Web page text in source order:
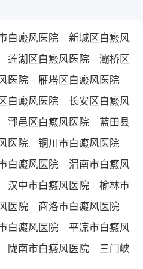
白癜风医院
新城区白癜风
莲湖区白癜风医院
灞桥区
医院
雁塔区白癜风医院
白癜风医院
长安区白癜风
鄠邑区白癜风医院
蓝田县
医院
铜川市白癜风医院
白癜风医院
渭南市白癜风
汉中市白癜风医院
榆林市
医院
商洛市白癜风医院
白癜风医院
平凉市白癜风
陇南市白癜风医院
三门峡